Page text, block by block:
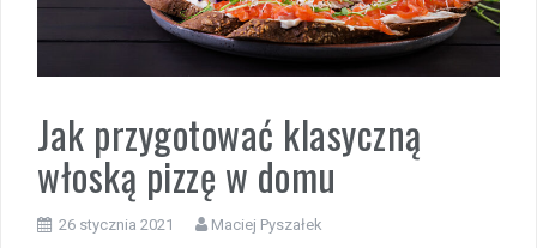
Jak przygotować klasyczną
włoską pizzę w domu
26 stycznia 2021 Maciej Pyszałek